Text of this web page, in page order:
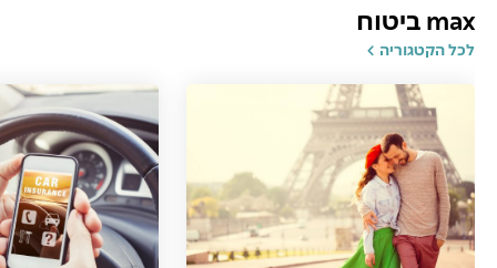
max ביטוח
לכל הקטגוריה